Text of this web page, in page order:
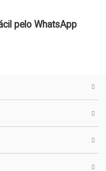
pelo WhatsApp